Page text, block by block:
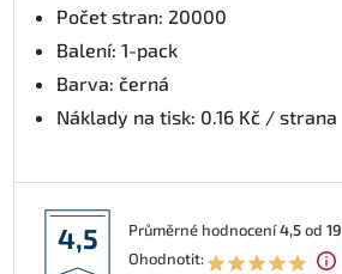
Počet stran: 20000
Balení: 1-pack
Barva: černá
Náklady na tisk: 0.16 Kč / strana
4,5 Průměrné hodnocení4,5od 19
Ohodnotit: